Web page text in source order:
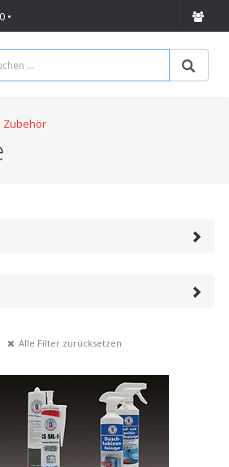
•
Zubehör
Alle Filter zurücksetzen